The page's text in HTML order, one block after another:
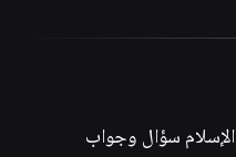
الإسلام سؤال وجواب